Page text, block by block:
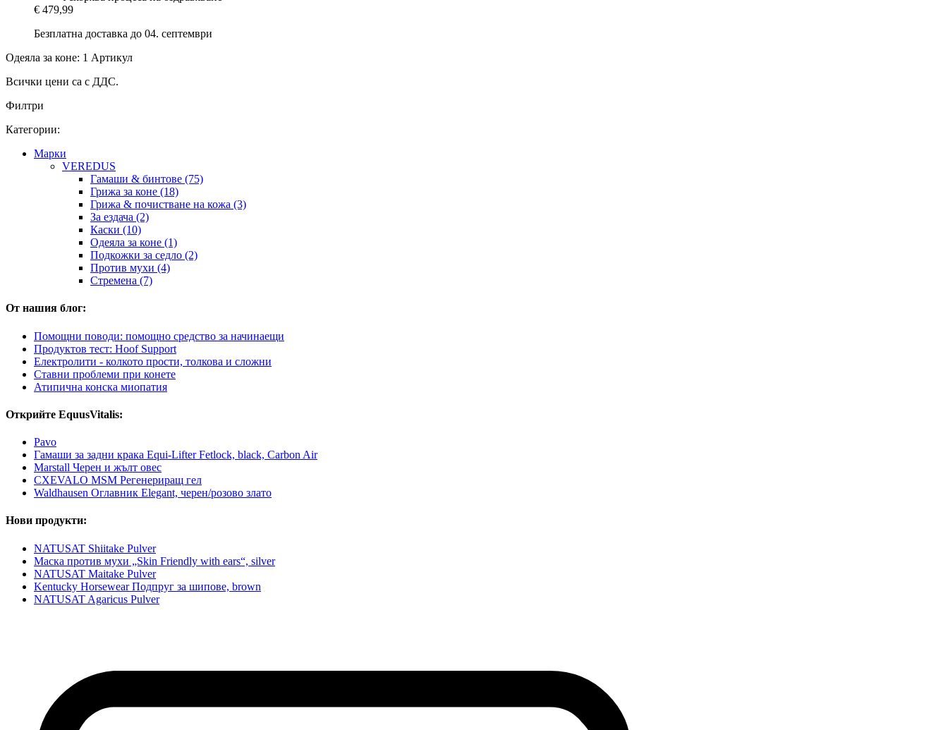
€ 479,99
Безплатна доставка до 04. септември
Одеяла за коне: 1 Артикул
Всички цени са с ДДС.
Филтри
Категории:
Марки
VEREDUS
Гамаши & бинтове (75)
Грижа за коне (18)
Грижа & почистване на кожа (3)
За ездача (2)
Каски (10)
Одеяла за коне (1)
Подкожки за седло (2)
Против мухи (4)
Стремена (7)
От нашия блог:
Помощни поводи: помощно средство за начинаещи
Продуктов тест: Hoof Support
Електролити - колкото прости, толкова и сложни
Ставни проблеми при конете
Атипична конска миопатия
Открийте EquusVitalis:
Pavo
Гамаши за задни крака Equi-Lifter Fetlock, black, Carbon Air
Marstall Черен и жълт овес
CXEVALO MSM Регенериращ гел
Waldhausen Оглавник Elegant, черен/розово злато
Нови продукти:
NATUSAT Shiitake Pulver
Маска против мухи „Skin Friendly with ears“, silver
NATUSAT Maitake Pulver
Kentucky Horsewear Подпруг за шипове, brown
NATUSAT Agaricus Pulver